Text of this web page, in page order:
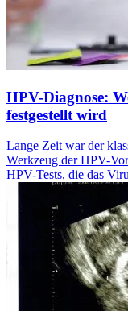
HPV-Diagnose:
festgestellt wird
Lange Zeit war der
Werkzeug der HPV-
HPV-Tests, die das